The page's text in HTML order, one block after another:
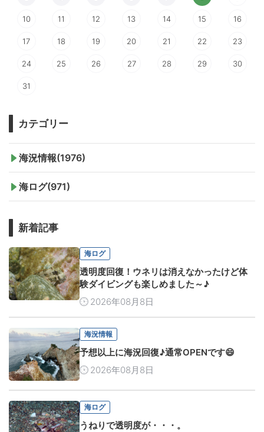
10 11 12 13 14 15 16
17 18 19 20 21 22 23
24 25 26 27 28 29 30
31
カテゴリー
海況情報(1976)
海ログ(971)
新着記事
海ログ
透明度回復！ウネリは消えなかったけど体
験ダイビングも楽しめました～♪
2026年08月8日
海況情報
予想以上に海況回復♪通常OPENです😄
2026年08月8日
海ログ
うねりで透明度が・・・。